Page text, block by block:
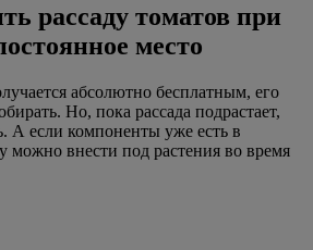
рассаду томатов при
место
абсолютно бесплатным, его
Но, пока рассада подрастает,
А если компоненты уже есть в
можно внести под растения во время